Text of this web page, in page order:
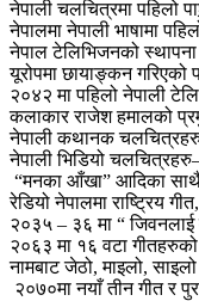
नेपाली चलचित्रमा पहिलो
नेपालमा नेपाली भाषामा
नेपाल टेलिभिजनको स्थापना
यूरोपमा छायाङ्कन
२०४२ मा पहिलो नेपाली
कलाकार राजेश हमालको
नेपाली कथानक चलचित्रहरु
नेपाली भिडियो
“मनका आँखा” आदिका
रेडियो नेपालमा राष्ट्रिय
२०३५ – ३६ मा “ जिवनलाई
२०६३ मा १६ वटा
नामबाट जेठो, माइलो,
२०७०मा नयाँ तीन गीत र